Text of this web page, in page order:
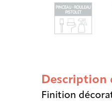
Description
Finition